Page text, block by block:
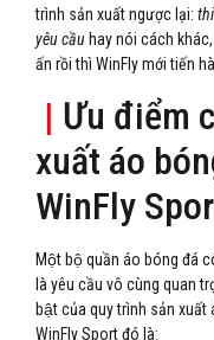
trình sản xuất ngược lại:
yêu cầuhay nói cách
ấn rồi thì WinFly mới tiến
| Ưu điểm
xuất áo
WinFly
Một bộ quần áo bóng đá
là yêu cầu vô cùng quan
bật của quy trình sản
WinFly Sport đó là: